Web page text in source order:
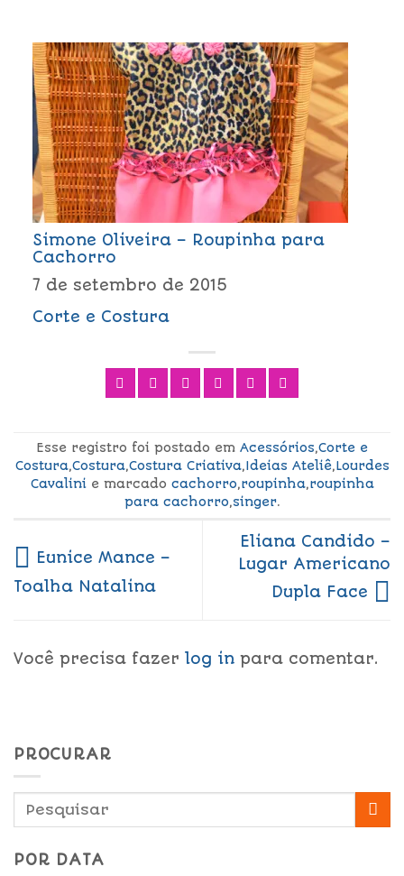
Simone Oliveira – Roupinha para
Cachorro
7 de setembro de 2015
Corte e Costura
Esse registro foi postado em Acessórios,Corte e
Costura,Costura,Costura Criativa,Ideias Ateliê,Lourdes
Cavalinie marcado cachorro,roupinha,roupinha
para cachorro,singer.
Eunice Mance –
Toalha Natalina
Eliana Candido –
Lugar Americano
Dupla Face
Você precisa fazer log in para comentar.
PROCURAR
POR DATA